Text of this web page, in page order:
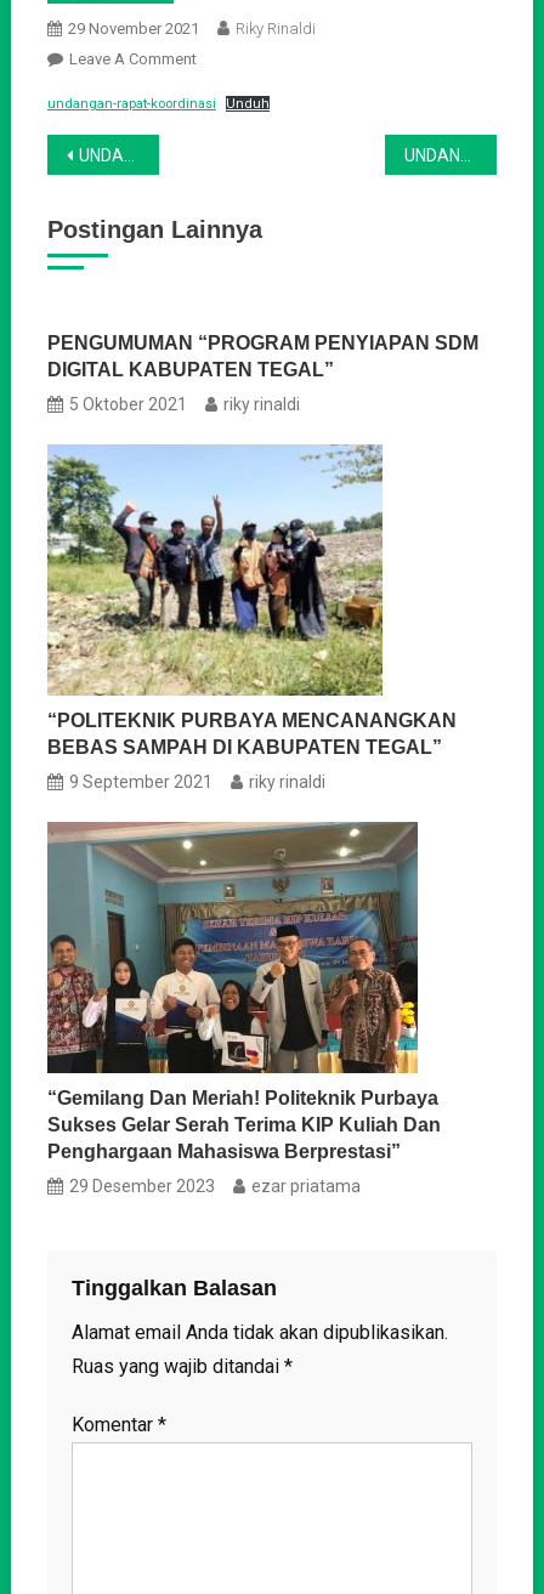
29 November 2021
Riky Rinaldi
Leave A CommentOn
RAPAT
November
undangan-rapat-koordinasi Unduh
Navigasi
UNDANGAN ZOOM MEETING PENGEMBANGAN KAPASITAS MAHASISWA PENERIMA KIP KULIAH TAHUN 2021
Postingan Lainnya
PENGUMUMAN “PROGRAM PENYIAPAN SDM
DIGITAL KABUPATEN TEGAL”
5 Oktober 2021 riky rinaldi
“POLITEKNIK PURBAYA MENCANANGKAN
BEBAS SAMPAH DI KABUPATEN TEGAL”
9 September 2021 riky rinaldi
“Gemilang Dan Meriah! Politeknik Purbaya
Sukses Gelar Serah Terima KIP Kuliah Dan
Penghargaan Mahasiswa Berprestasi”
29 Desember 2023 ezar priatama
Tinggalkan Balasan
Alamat email Anda tidak akan dipublikasikan.
Ruas yang wajib ditandai *
Komentar *